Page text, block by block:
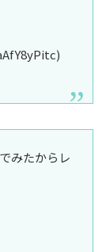
みたからレ